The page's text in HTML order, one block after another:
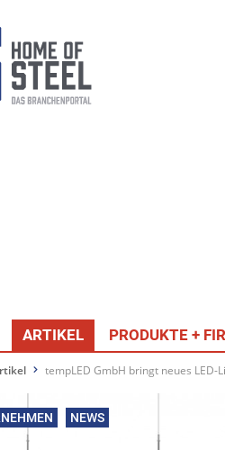
ARTIKEL PRODUKTE +
tempLED GmbH bringt neues
NEWS